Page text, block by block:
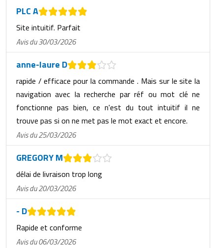
PLC A
Site intuitif. Parfait
Avis du 30/03/2026
anne-laure D
rapide / efficace pour la commande . Mais sur le site la
navigation avec la recherche par réf ou mot clé ne
fonctionne pas bien, ce n'est du tout intuitif il ne
trouve pas si on ne met pas le mot exact et encore.
Avis du 25/03/2026
GREGORY M
délai de livraison trop long
Avis du 20/03/2026
- D
Rapide et conforme
Avis du 06/03/2026